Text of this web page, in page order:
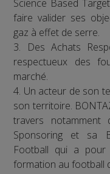
Science Based
faire valider ses
gaz à effet de serre.
3. Des Achats
respectueux des
marché.
4. Un acteur de son
son territoire.
travers
Sponsoring et sa
Football qui a pour
formation au football